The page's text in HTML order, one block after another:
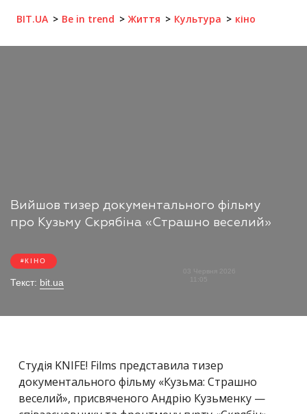
BIT.UA Be in trend Життя Культура кіно
Вийшов тизер документального фільму
про Кузьму Скрябіна «Страшно веселий»
КІНО
Текст: bit.ua
Студія KNIFE! Films представила тизер
документального фільму «Кузьма: Страшно
веселий», присвяченого Андрію Кузьменку —